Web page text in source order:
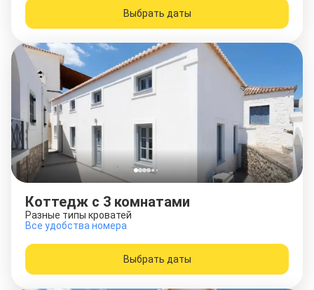
Выбрать даты
Коттедж с 3 комнатами
Разные типы кроватей
Все удобства номера
Выбрать даты